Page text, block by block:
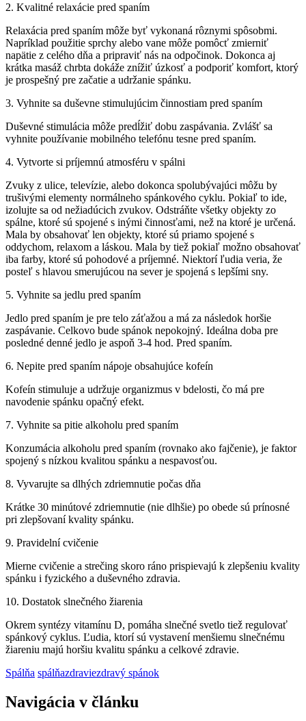
2. Kvalitné relaxácie pred spaním
Relaxácia pred spaním môže byť vykonaná rôznymi spôsobmi.
Napríklad použitie sprchy alebo vane môže pomôcť zmierniť
napätie z celého dňa a pripraviť nás na odpočinok. Dokonca aj
krátka masáž chrbta dokáže znížiť úzkosť a podporiť komfort, ktorý
je prospešný pre začatie a udržanie spánku.
3. Vyhnite sa duševne stimulujúcim činnostiam pred spaním
Duševné stimulácia môže predĺžiť dobu zaspávania. Zvlášť sa
vyhnite používanie mobilného telefónu tesne pred spaním.
4. Vytvorte si príjemnú atmosféru v spálni
Zvuky z ulice, televízie, alebo dokonca spolubývajúci môžu by
trušivými elementy normálneho spánkového cyklu. Pokiaľ to ide,
izolujte sa od nežiadúcich zvukov. Odstráňte všetky objekty zo
spálne, ktoré sú spojené s inými činnosťami, než na ktoré je určená.
Mala by obsahovať len objekty, ktoré sú priamo spojené s
oddychom, relaxom a láskou. Mala by tiež pokiaľ možno obsahovať
iba farby, ktoré sú pohodové a príjemné. Niektorí ľudia veria, že
posteľ s hlavou smerujúcou na sever je spojená s lepšími sny.
5. Vyhnite sa jedlu pred spaním
Jedlo pred spaním je pre telo záťažou a má za následok horšie
zaspávanie. Celkovo bude spánok nepokojný. Ideálna doba pre
posledné denné jedlo je aspoň 3-4 hod. Pred spaním.
6. Nepite pred spaním nápoje obsahujúce kofeín
Kofeín stimuluje a udržuje organizmus v bdelosti, čo má pre
navodenie spánku opačný efekt.
7. Vyhnite sa pitie alkoholu pred spaním
Konzumácia alkoholu pred spaním (rovnako ako fajčenie), je faktor
spojený s nízkou kvalitou spánku a nespavosťou.
8. Vyvarujte sa dlhých zdriemnutie počas dňa
Krátke 30 minútové zdriemnutie (nie dlhšie) po obede sú prínosné
pri zlepšovaní kvality spánku.
9. Pravidelní cvičenie
Mierne cvičenie a strečing skoro ráno prispievajú k zlepšeniu kvality
spánku i fyzického a duševného zdravia.
10. Dostatok slnečného žiarenia
Okrem syntézy vitamínu D, pomáha slnečné svetlo tiež regulovať
spánkový cyklus. Ľudia, ktorí sú vystavení menšiemu slnečnému
žiareniu majú horšiu kvalitu spánku a celkové zdravie.
Spálňa spálňazdraviezdravý spánok
Navigácia v článku